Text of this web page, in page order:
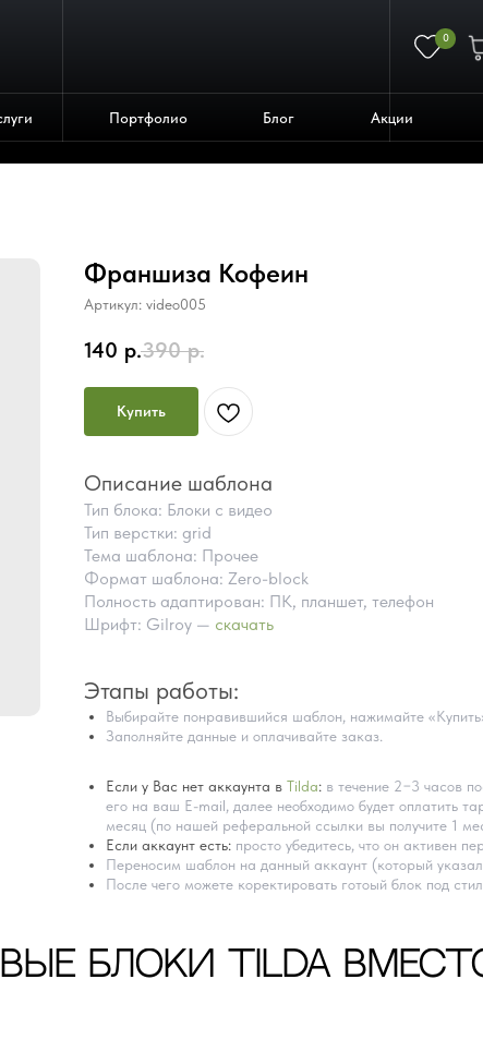
0
Портфолио Блог Акции
Франшиза Кофеин
Артикул: video005
140 р.390 р.
Купить
Описание шаблона
Тип блока: Блоки с видео
Тип верстки: grid
Тема шаблона: Прочее
Формат шаблона: Zero-block
Полность адаптирован: ПК, планшет, телефон
Шрифт: Gilroy — скачать
Этапы работы:
Выбирайте понравившийся шаблон, нажимайте
Заполняйте данные и оплачивайте заказ.
Если у Вас нет аккаунта в Tilda: в течение 2−3 часов
его на ваш E-mail, далее необходимо будет оплатить
месяц (по нашей реферальной ссылки вы получите 1
Если аккаунт есть: просто убедитесь, что он активен
Переносим шаблон на данный аккаунт (который
После чего можете коректировать готоый блок под
БЛОКИ TILDA